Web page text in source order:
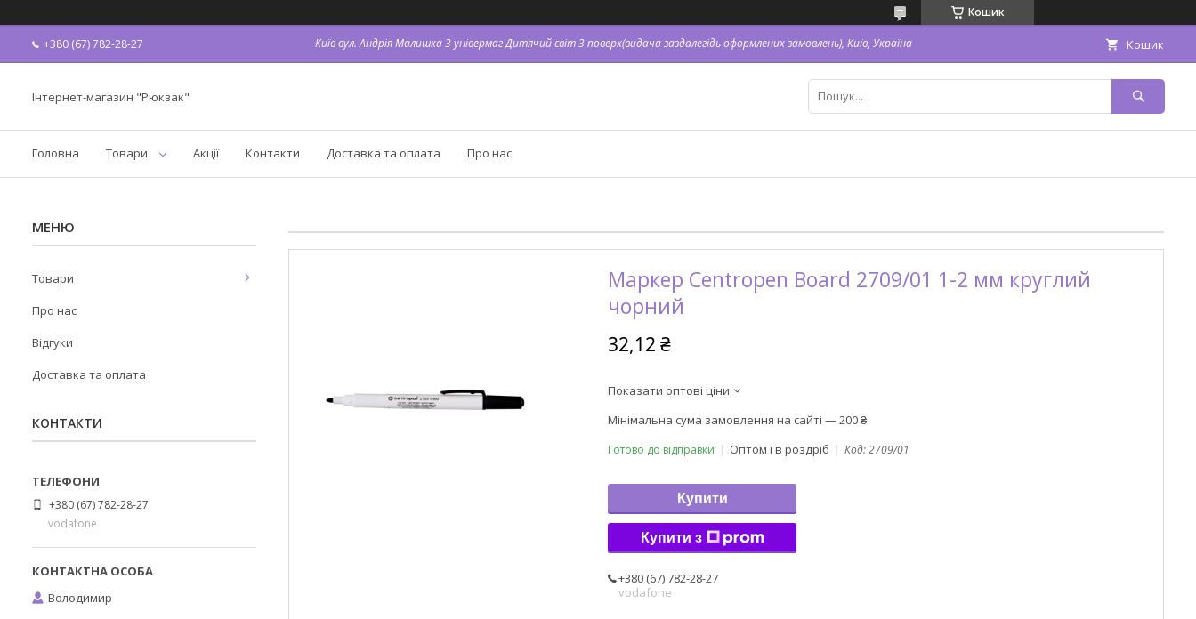
Кошик
+380 (67) 782-28-27 Київ вул. Андрія Малишка 3 універмаг Дитячий світ 3 поверх(видача заздалегідь оформлених замовлень), Київ, Україна Кошик
Інтернет-магазин "Рюкзак"
Головна Товари Акції Контакти Доставка та оплата Про нас
Маркер Centropen Board 2709/01 1-2 мм круглий
чорний
32,12 ₴
Показати оптові ціни
Мінімальна сума замовлення на сайті — 200 ₴
Готово до відправки Оптом і в роздріб Код:2709/01
Купити
Купити з
+380 (67) 782-28-27
vodafone
Товари
Про нас
Відгуки
Доставка та оплата
КОНТАКТИ
+380 (67) 782-28-27
vodafone
Володимир